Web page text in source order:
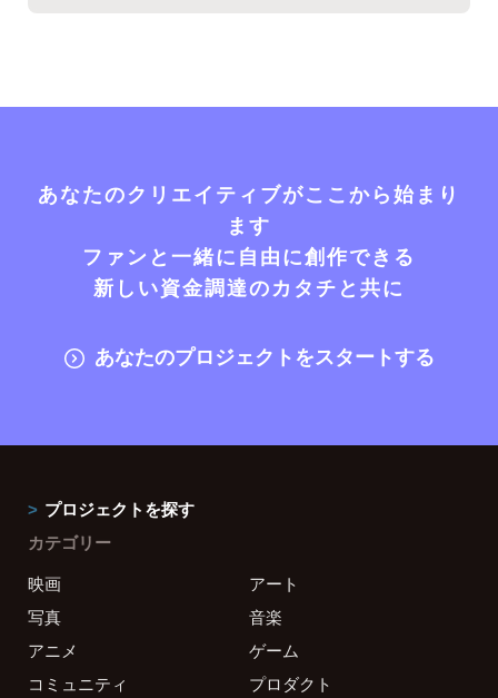
あなたのクリエイティブがここから始まり
ます
ファンと一緒に自由に創作できる
新しい資金調達のカタチと共に
あなたのプロジェクトをスタートする
プロジェクトを探す
カテゴリー
映画
アート
写真
音楽
アニメ
ゲーム
コミュニティ
プロダクト